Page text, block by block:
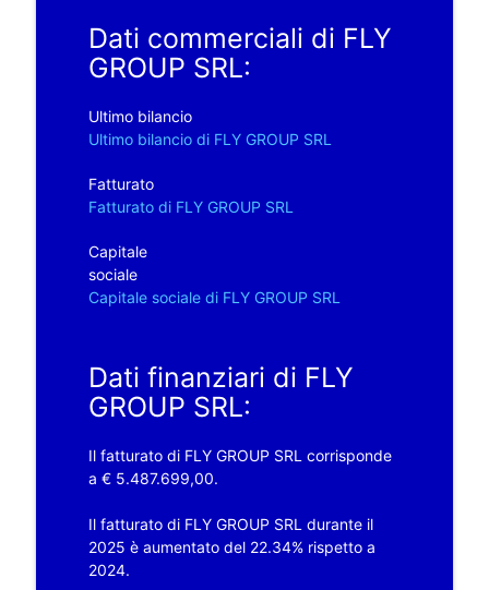
Dati commerciali di FLY
GROUP SRL:
Ultimo bilancio
Ultimo bilancio di FLY GROUP SRL
Fatturato
Fatturato di FLY GROUP SRL
Capitale
sociale
Capitale sociale di FLY GROUP SRL
Dati finanziari di FLY
GROUP SRL:
Il fatturato di FLY GROUP SRL corrisponde
a € 5.487.699,00.
Il fatturato di FLY GROUP SRL durante il
2025 è aumentato del 22.34% rispetto a
2024.